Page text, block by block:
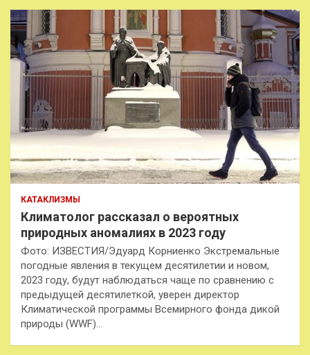
КАТАКЛИЗМЫ
Климатолог рассказал о вероятных
природных аномалиях в 2023 году
Фото: ИЗВЕСТИЯ/Эдуард Корниенко Экстремальные
погодные явления в текущем десятилетии и новом,
2023 году, будут наблюдаться чаще по сравнению с
предыдущей десятилеткой, уверен директор
Климатической программы Всемирного фонда дикой
природы (WWF)…